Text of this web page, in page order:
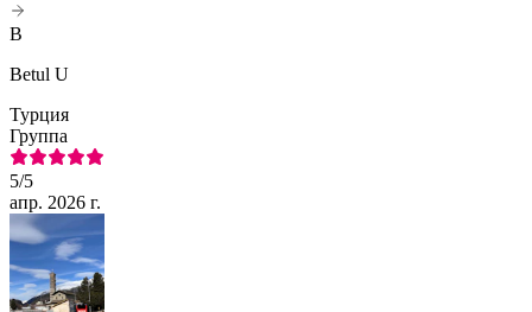
B
Betul U
Турция
Группа
5/5
апр. 2026 г.